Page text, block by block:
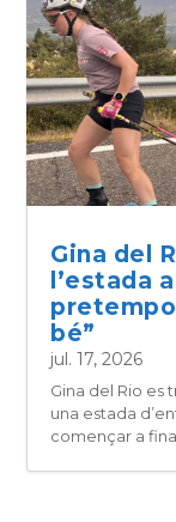
Gina del
l’estada
bé”
jul. 17, 2026
Gina del Rio es
una estada
començar a